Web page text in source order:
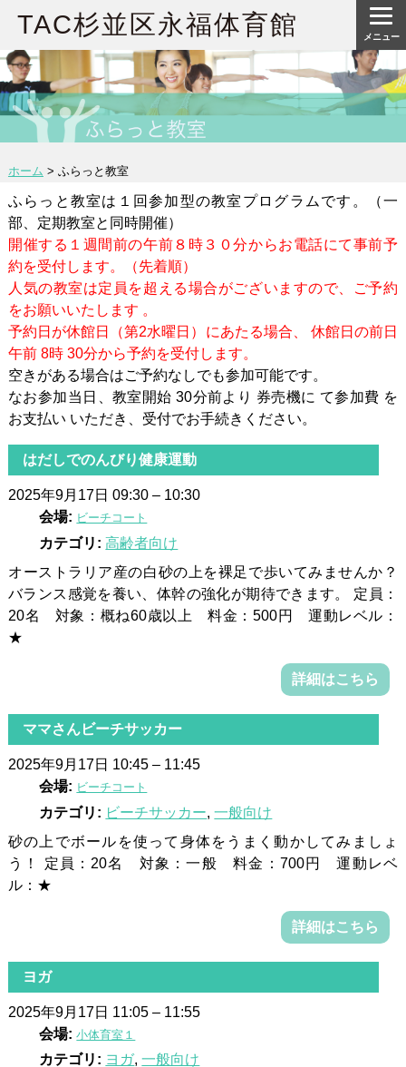
TAC杉並区永福体育館
ホーム > ふらっと教室
ふらっと教室は１回参加型の教室プログラムです。（一
部、定期教室と同時開催）
開催する１週間前の午前８時３０分からお電話にて事前予
約を受付します。（先着順）
人気の教室は定員を超える場合がございますので、ご予約
をお願いいたします 。
予約日が休館日（第2水曜日）にあたる場合、 休館日の前日
午前 8時 30分から予約を受付します。
空きがある場合はご予約なしでも参加可能です。
なお参加当日、教室開始 30分前より 券売機に て参加費 を
お支払い いただき、受付でお手続きください。
はだしでのんびり健康運動
2025年9月17日 09:30– 10:30
会場: ビーチコート
カテゴリ: 高齢者向け
オーストラリア産の白砂の上を裸足で歩いてみませんか？
バランス感覚を養い、体幹の強化が期待できます。 定員：
20名 対象：概ね60歳以上 料金：500円 運動レベル：
★
詳細はこちら
ママさんビーチサッカー
2025年9月17日 10:45– 11:45
会場: ビーチコート
カテゴリ: ビーチサッカー,一般向け
砂の上でボールを使って身体をうまく動かしてみましょ
う！ 定員：20名 対象：一般 料金：700円 運動レベ
ル：★
詳細はこちら
ヨガ
2025年9月17日 11:05– 11:55
会場: 小体育室１
カテゴリ: ヨガ,一般向け
メニュー